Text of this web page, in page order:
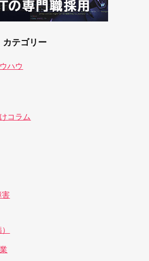
カテゴリー
ハウ
コラム
害